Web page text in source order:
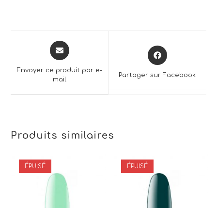
Opens
in
new
Envoyer ce produit par e-
mail
Opens
in
Partager sur Facebook
Produits similaires
ÉPUISÉ ÉPUISÉ